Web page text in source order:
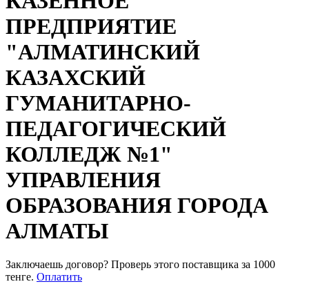
ПРЕДПРИЯТИЕ
"АЛМАТИНСКИЙ
КАЗАХСКИЙ
ГУМАНИТАРНО-
ПЕДАГОГИЧЕСКИЙ
КОЛЛЕДЖ №1"
УПРАВЛЕНИЯ
ОБРАЗОВАНИЯ ГОРОДА
АЛМАТЫ
Заключаешь договор? Проверь этого поставщика за 1000
тенге. Оплатить